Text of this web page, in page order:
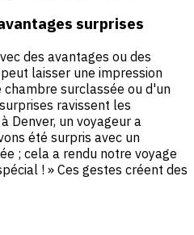
surprises
des avantages ou des
laisser une impression
surclassée ou d'un
ravissent les
à Denver, un voyageur a
été surpris avec un
; cela a rendu notre voyage
! » Ces gestes créent des